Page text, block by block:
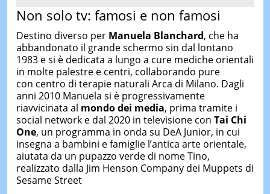
Non solo tv: famosi e non famosi
Destino diverso per Manuela Blanchard, che ha
abbandonato il grande schermo sin dal lontano
1983 e si è dedicata a lungo a cure mediche orientali
in molte palestre e centri, collaborando pure
con centro di terapie naturali Arca di Milano. Dagli
anni 2010 Manuela si è progressivamente
riavvicinata al mondo dei media, prima tramite i
social network e dal 2020 in televisione con Tai Chi
One, un programma in onda su DeA Junior, in cui
insegna a bambini e famiglie l’antica arte orientale,
aiutata da un pupazzo verde di nome Tino,
realizzato dalla Jim Henson Company dei Muppets di
Sesame Street